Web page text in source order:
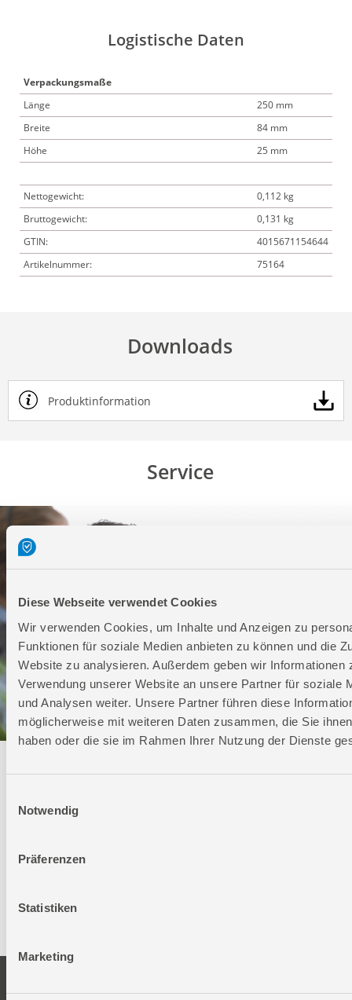
Diese Webseite verwendet Cookies
Wir verwenden Cookies, um Inhalte und Anzeigen zu
Funktionen für soziale Medien anbieten zu können und die
Website zu analysieren. Außerdem geben wir Informationen
Verwendung unserer Website an unsere Partner für soziale
und Analysen weiter. Unsere Partner führen diese
möglicherweise mit weiteren Daten zusammen, die Sie
haben oder die sie im Rahmen Ihrer Nutzung der Dienste
Notwendig
Präferenzen
Statistiken
Marketing
Logistische Daten
Verpackungsmaße
Länge
250 mm
Breite
84 mm
Höhe
25 mm
Nettogewicht:
0,112 kg
Bruttogewicht:
0,131 kg
GTIN:
4015671154644
Artikelnummer:
75164
Downloads
Produktinformation
Service
Technischer Service
Samstag
Telefon: +49 (0)7904-700360
Telefax: +49 (0)7904-70051999